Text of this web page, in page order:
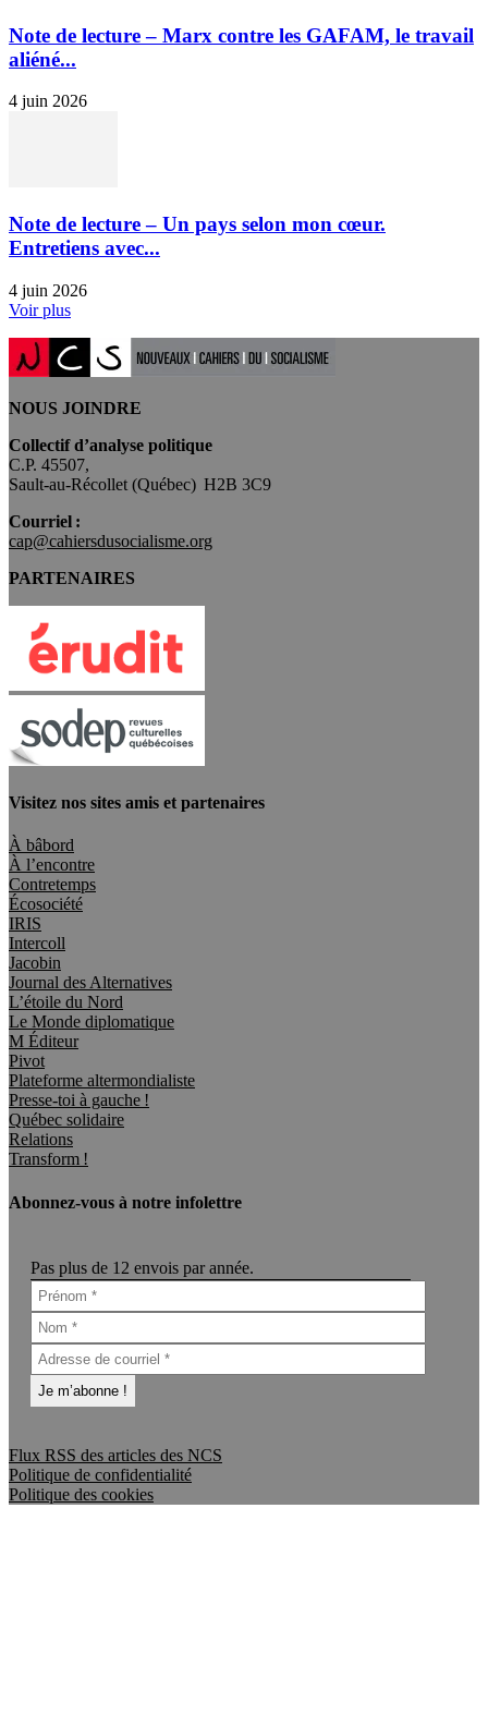
Note de lecture – Marx contre les GAFAM, le travail
aliéné...
4 juin 2026
Note de lecture – Un pays selon mon cœur.
Entretiens avec...
4 juin 2026
Voir plus
NOUS JOINDRE
Collectif d’analyse politique
C.P. 45507,
Sault-au-Récollet (Québec) H2B 3C9
Courriel :
cap@cahiersdusocialisme.org
PARTENAIRES
Visitez nos sites amis et partenaires
À bâbord
À l’encontre
Contretemps
Écosociété
IRIS
Intercoll
Jacobin
Journal des Alternatives
L’étoile du Nord
Le Monde diplomatique
M Éditeur
Pivot
Plateforme altermondialiste
Presse-toi à gauche !
Québec solidaire
Relations
Transform !
Abonnez-vous à notre infolettre
Pas plus de 12 envois par année.
Flux RSS des articles des NCS
Politique de confidentialité
Politique des cookies